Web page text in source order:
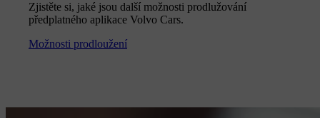
Zjistěte si, jaké jsou další možnosti prodlužování
předplatného aplikace Volvo Cars.
Možnosti prodloužení